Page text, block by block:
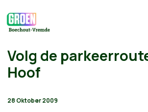
Volg de
Hoof
28 Oktober 2009